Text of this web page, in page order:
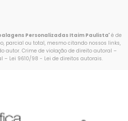
Personalizadas Itaim Paulista" é de
parcial ou total, mesmo citando nossos links,
autor. Crime de violação de direito autoral –
– Lei 9610/98 - Lei de direitos autorais.